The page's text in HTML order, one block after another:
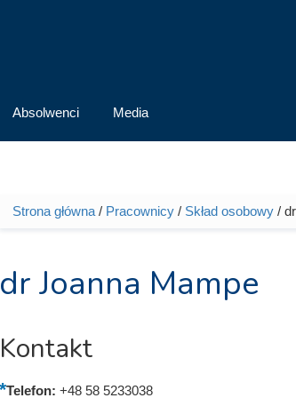
Absolwenci Media
Jesteś tutaj
Strona główna/ Pracownicy/ Skład osobowy/ dr
dr Joanna Mampe
Kontakt
Telefon: +48 58 5233038